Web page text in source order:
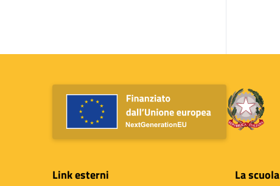
Link esterni La scuola